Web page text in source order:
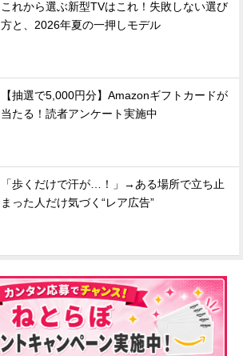
これから選ぶ新型TVはこれ！失敗しない選び
方と、2026年夏の一押しモデル
【抽選で5,000円分】Amazonギフトカードが
当たる！読者アンケート実施中
「歩くだけで汗が…！」→ある場所で立ち止
まった人だけ気づく“レア広告”